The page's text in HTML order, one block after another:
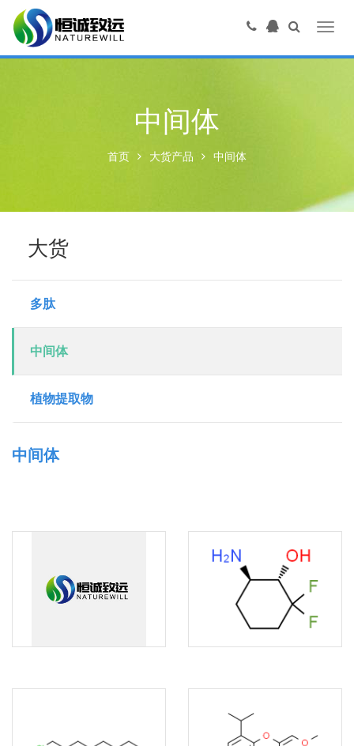
中间体
首页 大货产品 中间体
大货
多肽
中间体
植物提取物
中间体